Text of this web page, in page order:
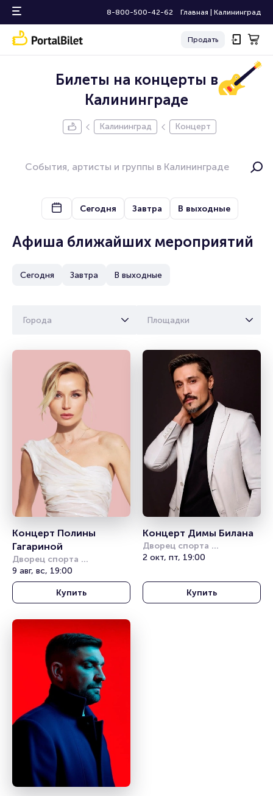
8-800-500-42-62 Главная Калининград
Продать
Билеты на концерты в
Калининграде
Калининград Концерт
Сегодня Завтра В выходные
Афиша ближайших мероприятий
Сегодня Завтра В выходные
Города Площадки
Концерт Полины
Гагариной
Дворец спорта
«Янтарный»
9 авг, вс, 19:00
Купить
Концерт Димы Билана
Дворец спорта
«Янтарный»
2 окт, пт, 19:00
Купить